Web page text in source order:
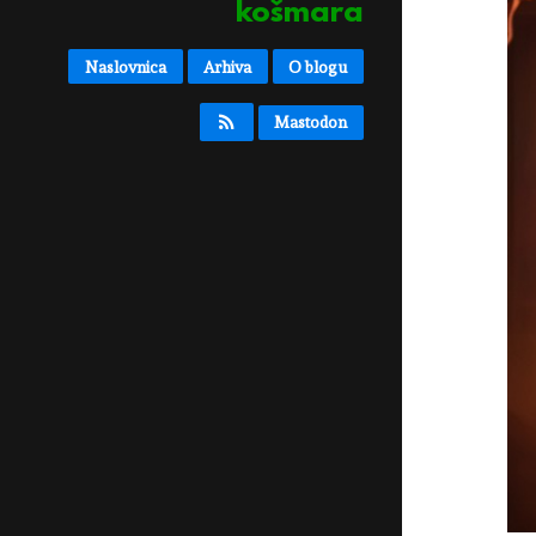
košmara
Naslovnica Arhiva O blogu
Mastodon